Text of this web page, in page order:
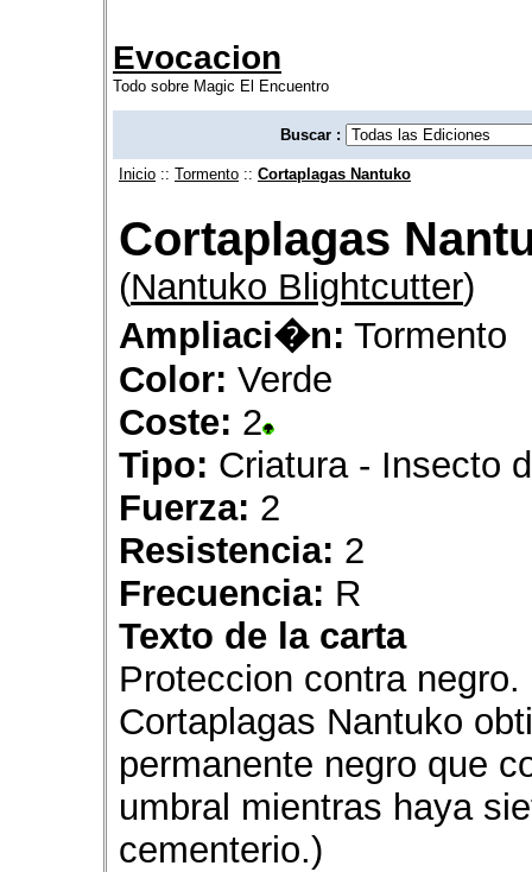
Evocacion
Todo sobre Magic El Encuentro
Buscar :
Inicio :: Tormento :: Cortaplagas Nantuko
Cortaplagas
(Nantuko Blightcutter)
Ampliaci�n: Tormento
Color: Verde
Coste: 2
Tipo: Criatura - Insecto
Fuerza: 2
Resistencia: 2
Frecuencia: R
Texto de la carta
Proteccion contra
Cortaplagas Nantuko
permanente negro que
umbral mientras haya
cementerio.)